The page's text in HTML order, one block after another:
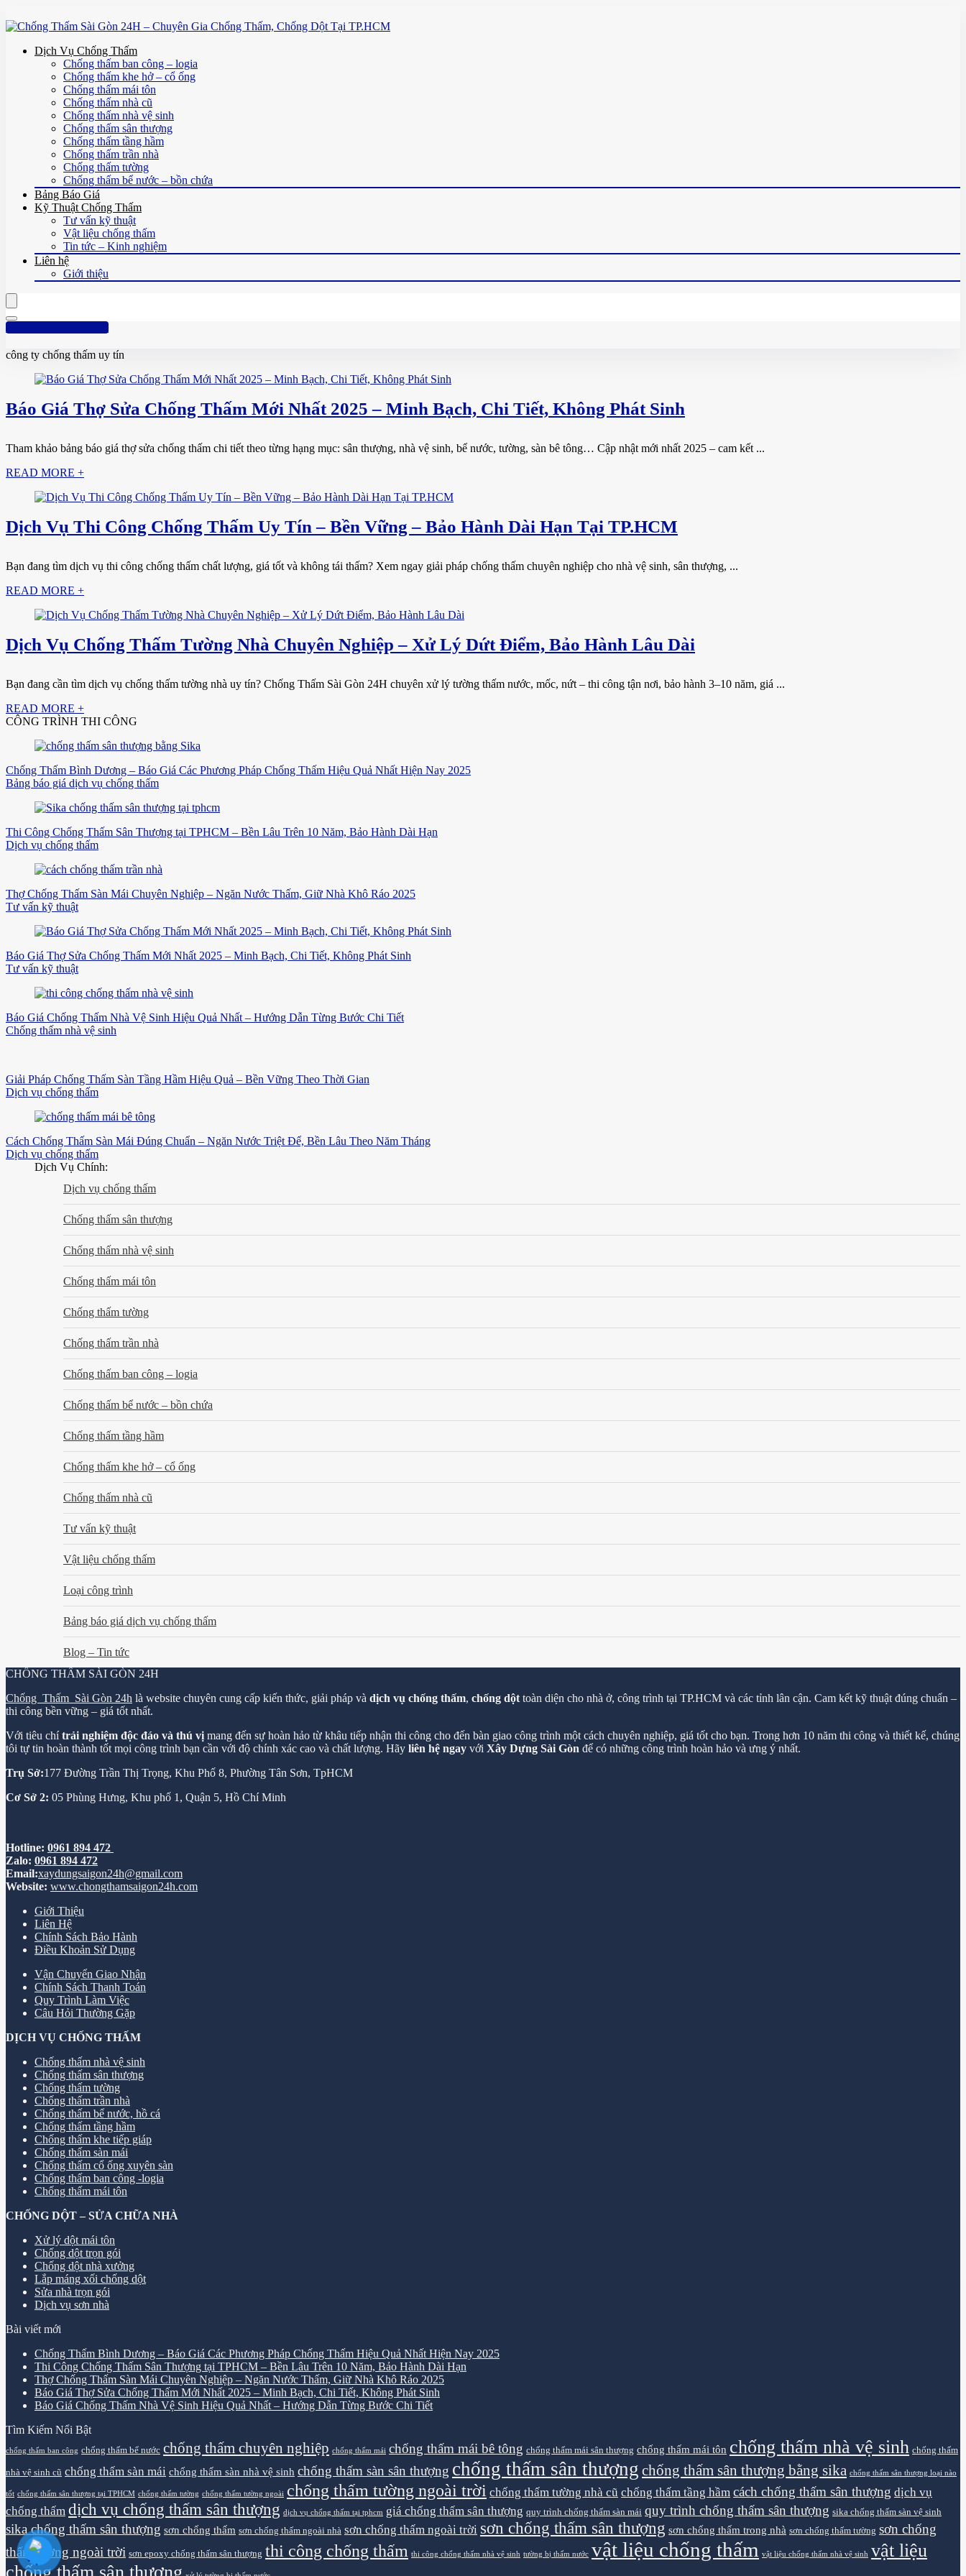
Dịch Vụ Chống Thấm
Chống thấm ban công – logia
Chống thấm khe hở – cổ ống
Chống thấm mái tôn
Chống thấm nhà cũ
Chống thấm nhà vệ sinh
Chống thấm sân thượng
Chống thấm tầng hầm
Chống thấm trần nhà
Chống thấm tường
Chống thấm bể nước – bồn chứa
Bảng Báo Giá
Kỹ Thuật Chống Thấm
Tư vấn kỹ thuật
Vật liệu chống thấm
Tin tức – Kinh nghiệm
Liên hệ
Giới thiệu
Hotline: 0961 894 472
công ty chống thấm uy tín
Báo Giá Thợ Sửa Chống Thấm Mới Nhất 2025 – Minh Bạch, Chi Tiết, Không Phát Sinh
Tham khảo bảng báo giá thợ sửa chống thấm chi tiết theo từng hạng mục: sân thượng, nhà vệ sinh, bể nước, tường, sàn bê tông… Cập nhật mới nhất 2025 – cam kết ...
READ MORE +
Dịch Vụ Thi Công Chống Thấm Uy Tín – Bền Vững – Bảo Hành Dài Hạn Tại TP.HCM
Bạn đang tìm dịch vụ thi công chống thấm chất lượng, giá tốt và không tái thấm? Xem ngay giải pháp chống thấm chuyên nghiệp cho nhà vệ sinh, sân thượng, ...
READ MORE +
Dịch Vụ Chống Thấm Tường Nhà Chuyên Nghiệp – Xử Lý Dứt Điểm, Bảo Hành Lâu Dài
Bạn đang cần tìm dịch vụ chống thấm tường nhà uy tín? Chống Thấm Sài Gòn 24H chuyên xử lý tường thấm nước, mốc, nứt – thi công tận nơi, bảo hành 3–10 năm, giá ...
READ MORE +
CÔNG TRÌNH THI CÔNG
Chống Thấm Bình Dương – Báo Giá Các Phương Pháp Chống Thấm Hiệu Quả Nhất Hiện Nay 2025
Bảng báo giá dịch vụ chống thấm
Thi Công Chống Thấm Sân Thượng tại TPHCM – Bền Lâu Trên 10 Năm, Bảo Hành Dài Hạn
Dịch vụ chống thấm
Thợ Chống Thấm Sàn Mái Chuyên Nghiệp – Ngăn Nước Thấm, Giữ Nhà Khô Ráo 2025
Tư vấn kỹ thuật
Báo Giá Thợ Sửa Chống Thấm Mới Nhất 2025 – Minh Bạch, Chi Tiết, Không Phát Sinh
Tư vấn kỹ thuật
Báo Giá Chống Thấm Nhà Vệ Sinh Hiệu Quả Nhất – Hướng Dẫn Từng Bước Chi Tiết
Chống thấm nhà vệ sinh
Giải Pháp Chống Thấm Sàn Tầng Hầm Hiệu Quả – Bền Vững Theo Thời Gian
Dịch vụ chống thấm
Cách Chống Thấm Sàn Mái Đúng Chuẩn – Ngăn Nước Triệt Để, Bền Lâu Theo Năm Tháng
Dịch vụ chống thấm
Dịch Vụ Chính:
Dịch vụ chống thấm
Chống thấm sân thượng
Chống thấm nhà vệ sinh
Chống thấm mái tôn
Chống thấm tường
Chống thấm trần nhà
Chống thấm ban công – logia
Chống thấm bể nước – bồn chứa
Chống thấm tầng hầm
Chống thấm khe hở – cổ ống
Chống thấm nhà cũ
Tư vấn kỹ thuật
Vật liệu chống thấm
Loại công trình
Bảng báo giá dịch vụ chống thấm
Blog – Tin tức
CHỐNG THẤM SÀI GÒN 24H
Chống Thấm Sài Gòn 24h là website chuyên cung cấp kiến thức, giải pháp và dịch vụ chống thấm, chống dột toàn diện cho nhà ở, công trình tại TP.HCM và các tỉnh lân cận. Cam kết kỹ thuật đúng chuẩn –
thi công bền vững – giá tốt nhất.
Với tiêu chítrải nghiệm độc đáo và thú vị mang đến sự hoàn hảo từ khâu tiếp nhận thi công cho đến bàn giao công trình một cách chuyên nghiệp, giá tốt cho bạn. Trong hơn 10 năm thi công và thiết kế, chúng
tôi tự tin hoàn thành tốt mọi công trình bạn cần với độ chính xác cao và chất lượng. Hãy liên hệ ngay với Xây Dựng Sài Gòn để có những công trình hoàn hảo và ưng ý nhất.
Trụ Sở:177 Đường Trần Thị Trọng, Khu Phố 8, Phường Tân Sơn, TpHCM
Cơ Sở 2: 05 Phùng Hưng, Khu phố 1, Quận 5, Hồ Chí Minh
Hotline: 0961 894 472
Zalo: 0961 894 472
Email:xaydungsaigon24h@gmail.com
Website: www.chongthamsaigon24h.com
Giới Thiệu
Liên Hệ
Chính Sách Bảo Hành
Điều Khoản Sử Dụng
Vận Chuyển Giao Nhận
Chính Sách Thanh Toán
Quy Trình Làm Việc
Câu Hỏi Thường Gặp
DỊCH VỤ CHỐNG THẤM
Chống thấm nhà vệ sinh
Chống thấm sân thượng
Chống thấm tường
Chống thấm trần nhà
Chống thấm bể nước, hồ cá
Chống thấm tầng hầm
Chống thấm khe tiếp giáp
Chống thấm sàn mái
Chống thấm cổ ống xuyên sàn
Chống thấm ban công -logia
Chống thấm mái tôn
CHỐNG DỘT – SỬA CHỮA NHÀ
Xử lý dột mái tôn
Chống dột trọn gói
Chống dột nhà xưởng
Lắp máng xối chống dột
Sửa nhà trọn gói
Dịch vụ sơn nhà
Bài viết mới
Chống Thấm Bình Dương – Báo Giá Các Phương Pháp Chống Thấm Hiệu Quả Nhất Hiện Nay 2025
Thi Công Chống Thấm Sân Thượng tại TPHCM – Bền Lâu Trên 10 Năm, Bảo Hành Dài Hạn
Thợ Chống Thấm Sàn Mái Chuyên Nghiệp – Ngăn Nước Thấm, Giữ Nhà Khô Ráo 2025
Báo Giá Thợ Sửa Chống Thấm Mới Nhất 2025 – Minh Bạch, Chi Tiết, Không Phát Sinh
Báo Giá Chống Thấm Nhà Vệ Sinh Hiệu Quả Nhất – Hướng Dẫn Từng Bước Chi Tiết
Tìm Kiếm Nổi Bật
chống thấm ban công chống thấm bể nước chống thấm chuyên nghiệp chống thấm mái chống thấm mái bê tông chống thấm mái sân thượng chống thấm mái tôn chống thấm nhà vệ sinh chống thấm
nhà vệ sinh cũ chống thấm sàn mái chống thấm sàn nhà vệ sinh chống thấm sàn sân thượng chống thấm sân thượng chống thấm sân thượng bằng sika chống thấm sân thượng loại nào
tốt chống thấm sân thượng tại TPHCM chống thấm tường chống thấm tường ngoài chống thấm tường ngoài trời chống thấm tường nhà cũ chống thấm tầng hầm cách chống thấm sân thượng dịch vụ
chống thấm dịch vụ chống thấm sân thượng dịch vụ chống thấm tại tphcm giá chống thấm sân thượng quy trình chống thấm sàn mái quy trình chống thấm sân thượng sika chống thấm sàn vệ sinh
sika chống thấm sân thượng sơn chống thấm sơn chống thấm ngoài nhà sơn chống thấm ngoài trời sơn chống thấm sân thượng sơn chống thấm trong nhà sơn chống thấm tường sơn chống
thấm tường ngoài trời sơn epoxy chống thấm sân thượng thi công chống thấm thi công chống thấm nhà vệ sinh tường bị thấm nước vật liệu chống thấm vật liệu chống thấm nhà vệ sinh vật liệu